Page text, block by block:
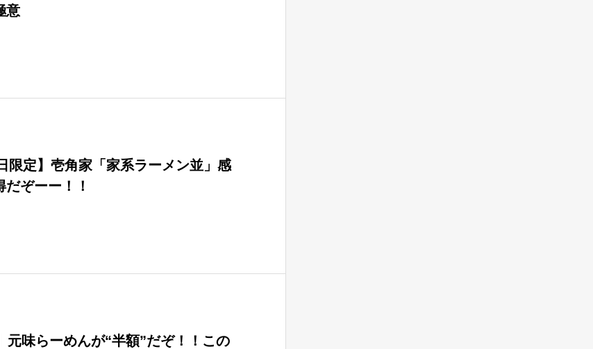
意
限定】壱角家「家系ラーメン並」感
ぞーー！！
元味らーめんが“半額”だぞ！！この